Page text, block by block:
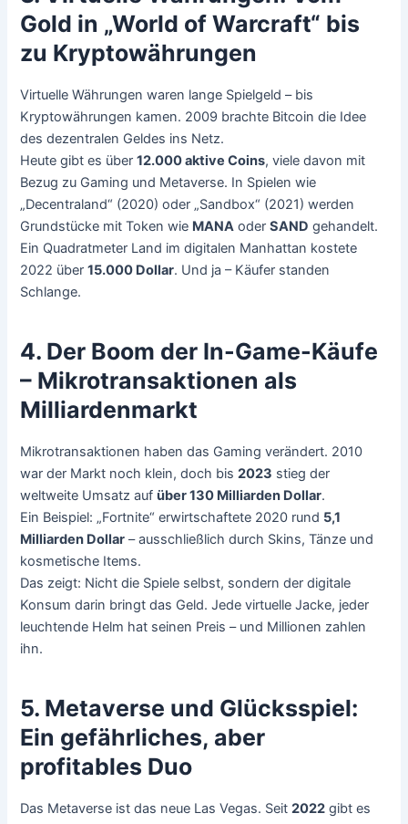
Gold in „World of Warcraft“ bis
zu Kryptowährungen
Virtuelle Währungen waren lange Spielgeld – bis
Kryptowährungen kamen. 2009 brachte Bitcoin die Idee
des dezentralen Geldes ins Netz.
Heute gibt es über12.000 aktive Coins, viele davon mit
Bezug zu Gaming und Metaverse. In Spielen wie
„Decentraland“ (2020) oder „Sandbox“ (2021) werden
Grundstücke mit Token wie MANA oderSAND gehandelt.
Ein Quadratmeter Land im digitalen Manhattan kostete
2022 über15.000 Dollar. Und ja – Käufer standen
Schlange.
4. Der Boom der In-Game-Käufe
– Mikrotransaktionen als
Milliardenmarkt
Mikrotransaktionen haben das Gaming verändert. 2010
war der Markt noch klein, doch bis2023 stieg der
weltweite Umsatz aufüber 130 Milliarden Dollar.
Ein Beispiel: „Fortnite“ erwirtschaftete 2020 rund 5,1
Milliarden Dollar – ausschließlich durch Skins, Tänze und
kosmetische Items.
Das zeigt: Nicht die Spiele selbst, sondern der digitale
Konsum darin bringt das Geld. Jede virtuelle Jacke, jeder
leuchtende Helm hat seinen Preis – und Millionen zahlen
ihn.
5. Metaverse und Glücksspiel:
Ein gefährliches, aber
profitables Duo
Das Metaverse ist das neue Las Vegas. Seit2022 gibt es